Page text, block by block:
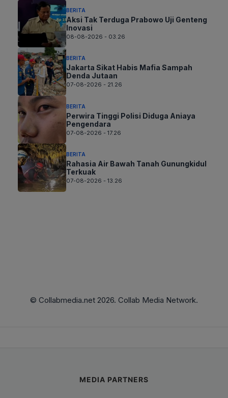
BERITA
Aksi Tak Terduga Prabowo Uji Genteng
Inovasi
08-08-2026 - 03.26
BERITA
Jakarta Sikat Habis Mafia Sampah
Denda Jutaan
07-08-2026 - 21.26
BERITA
Perwira Tinggi Polisi Diduga Aniaya
Pengendara
07-08-2026 - 17.26
BERITA
Rahasia Air Bawah Tanah Gunungkidul
Terkuak
07-08-2026 - 13.26
© Collabmedia.net 2026. Collab Media Network.
MEDIA PARTNERS